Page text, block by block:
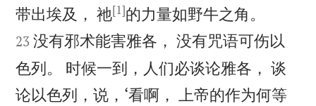
带出埃及， 祂[1]的力量如野牛之角。
23 没有邪术能害雅各， 没有咒语可伤以
色列。 时候一到，人们必谈论雅各， 谈
论以色列，说，‘看啊， 上帝的作为何等